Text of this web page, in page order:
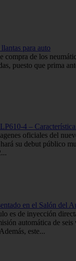
para auto
compra de los
puesto que prima
4 –
oficiales del
su debut público
en el Salón del
es de inyección
automática de seis
este...